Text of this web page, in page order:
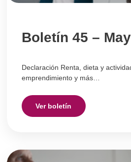
Boletín 45 –
Declaración Renta, dieta y
emprendimiento y más…
Ver boletín